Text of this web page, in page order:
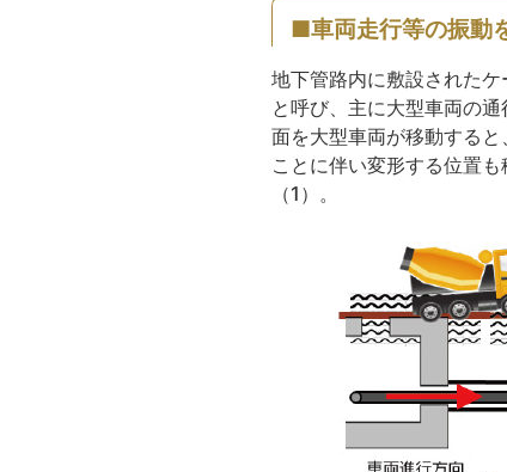
■車両走行等の振動
地下管路内に敷設された
と呼び、主に大型車両の
面を大型車両が移動する
ことに伴い変形する位置
（1）。